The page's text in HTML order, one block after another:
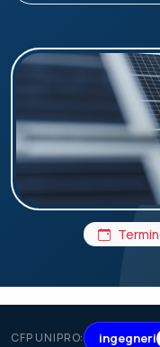
CFP UNIPRO: ingegneri